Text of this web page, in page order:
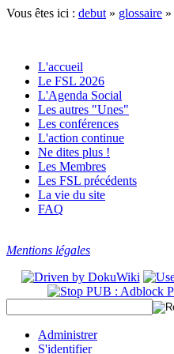
Vous êtes ici : debut » glossaire »
L'accueil
Le FSL 2026
L'Agenda Social
Les autres "Unes"
Les conférences
L'action continue
Ne dites plus !
Les Membres
Les FSL précédents
La vie du site
FAQ
Mentions légales
Administrer
S'identifier